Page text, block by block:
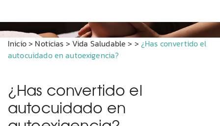
Inicio> Noticias > Vida Saludable > > ¿Has convertido el
autocuidado en autoexigencia?
¿Has convertido el
autocuidado en